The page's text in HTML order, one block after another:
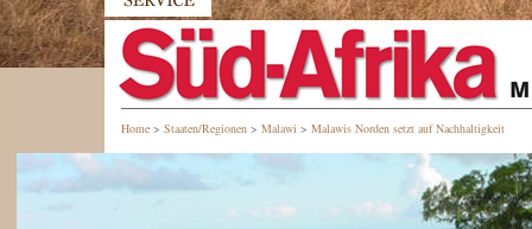
Home > Staaten/Regionen > Malawi > Malawis Norden setzt auf Nachhaltigkeit